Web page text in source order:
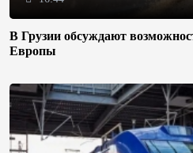
В Грузии обсуждают
Европы